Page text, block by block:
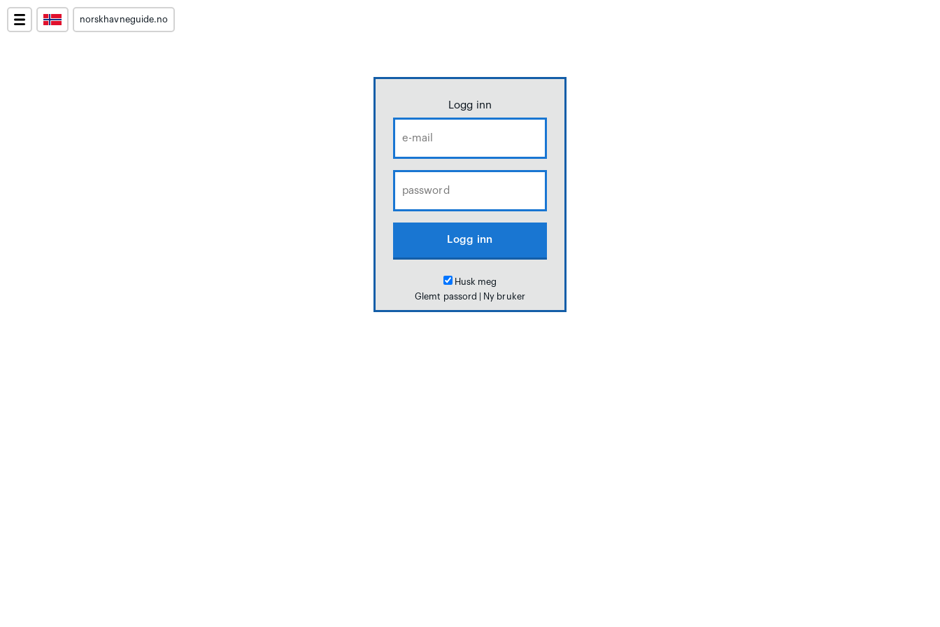
norskhavneguide.no
Logg inn
Husk meg
Glemt passord
Ny bruker